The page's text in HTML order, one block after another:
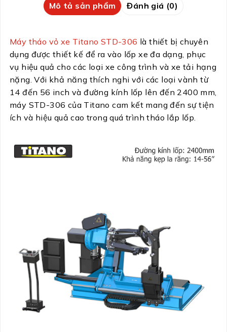
Mô tả sản phẩm Đánh giá (0)
Máy tháo vỏ xe Titano STD-306 là thiết bị chuyên
dụng được thiết kế để ra vào lốp xe đa dạng, phục
vụ hiệu quả cho các loại xe công trình và xe tải hạng
nặng. Với khả năng thích nghi với các loại vành từ
14 đến 56 inch và đường kính lốp lên đến 2400 mm,
máy STD-306 của Titano cam kết mang đến sự tiện
ích và hiệu quả cao trong quá trình tháo lắp lốp.